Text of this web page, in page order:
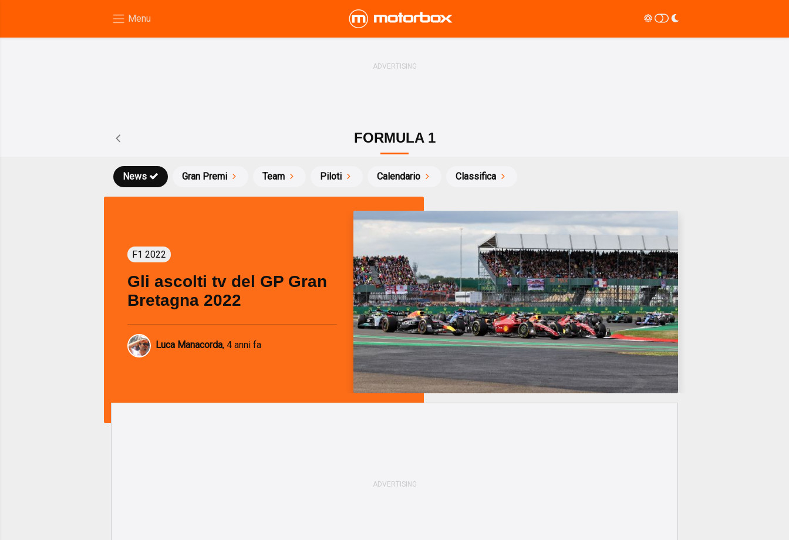
FORMULA 1
News Gran Premi Team Piloti Calendario Classifica
F1 2022
Gli ascolti tv del GP Gran
Bretagna 2022
Luca Manacorda, 4 anni fa